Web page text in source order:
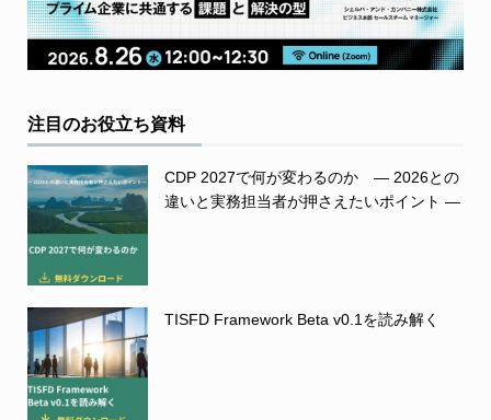
注目のお役立ち資料
CDP 2027で何が変わるのか ― 2026との
違いと実務担当者が押さえたいポイント ―
TISFD Framework Beta v0.1を読み解く